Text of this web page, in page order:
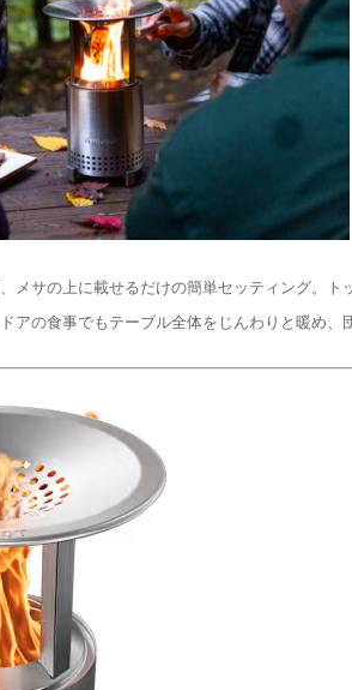
メサの上に載せるだけの簡単セッティング。
アの食事でもテーブル全体をじんわりと暖め、